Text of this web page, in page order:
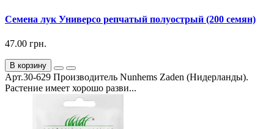
Семена лук Универсо репчатый полуострый (200 семян)
47.00 грн.
В корзину
Арт.30-629 Производитель Nunhems Zaden (Нидерланды).
Растение имеет хорошо разви...